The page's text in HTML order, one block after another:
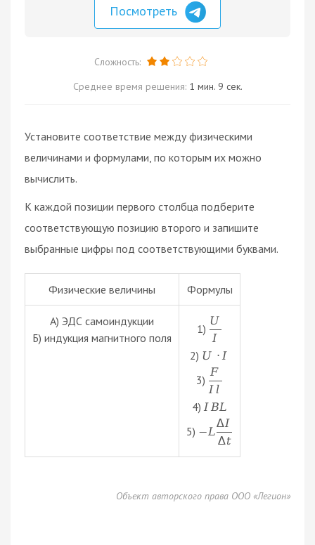
Посмотреть
Сложность:
Среднее время решения: 1 мин. 9 сек.
Установите соответствие между физическими
величинами и формулами, по которым их можно
вычислить.
К каждой позиции первого столбца подберите
соответствующую позицию второго и запишите
выбранные цифры под соответствующими буквами.
Физические величины Формулы
А) ЭДС самоиндукции
Б) индукция магнитного поля
1)
U
I
2) U · I
3)
F
I l
4) I BL
5) −L
∆I
∆t
Объект авторского права ООО «Легион»